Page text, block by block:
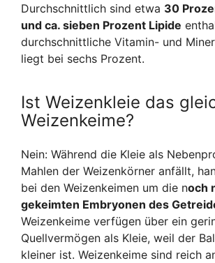
Durchschnittlich sind etwa 30
und ca. sieben Prozent Lipide
durchschnittliche Vitamin- und
liegt bei sechs Prozent.
Ist Weizenkleie das
Weizenkeime?
Nein: Während die Kleie als
Mahlen der Weizenkörner anfällt,
bei den Weizenkeimen um die noch
gekeimten Embryonen des
Weizenkeime verfügen über ein
Quellvermögen als Kleie, weil der
kleiner ist. Weizenkeime sind reich